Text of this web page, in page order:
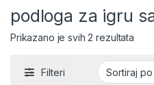
podloga za igru
Prikazano je svih 2 rezultata
Filteri